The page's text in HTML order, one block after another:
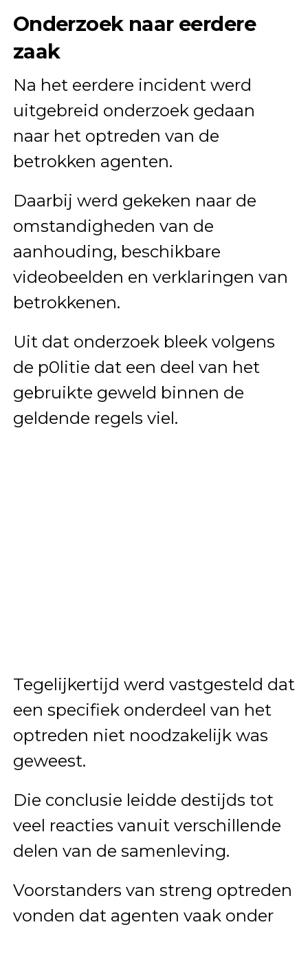
Onderzoek naar eerdere
zaak
Na het eerdere incident werd
uitgebreid onderzoek gedaan
naar het optreden van de
betrokken agenten.
Daarbij werd gekeken naar de
omstandigheden van de
aanhouding, beschikbare
videobeelden en verklaringen van
betrokkenen.
Uit dat onderzoek bleek volgens
de p0litie dat een deel van het
gebruikte geweld binnen de
geldende regels viel.
Tegelijkertijd werd vastgesteld dat
een specifiek onderdeel van het
optreden niet noodzakelijk was
geweest.
Die conclusie leidde destijds tot
veel reacties vanuit verschillende
delen van de samenleving.
Voorstanders van streng optreden
vonden dat agenten vaak onder